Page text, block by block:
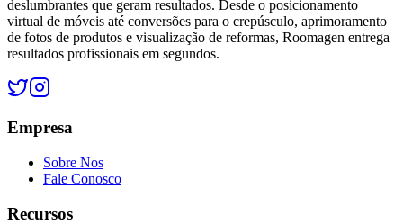
deslumbrantes que geram resultados. Desde o posicionamento
virtual de móveis até conversões para o crepúsculo, aprimoramento
de fotos de produtos e visualização de reformas, Roomagen entrega
resultados profissionais em segundos.
Empresa
Sobre Nos
Fale Conosco
Recursos